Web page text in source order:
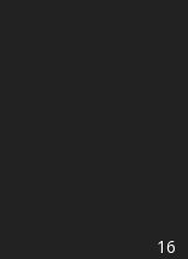
16